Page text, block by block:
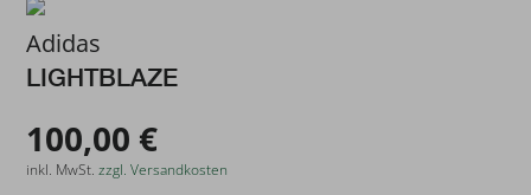
Adidas
LIGHTBLAZE
100,00 €
inkl. MwSt.zzgl. Versandkosten